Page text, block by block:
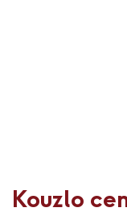
Kouzlo